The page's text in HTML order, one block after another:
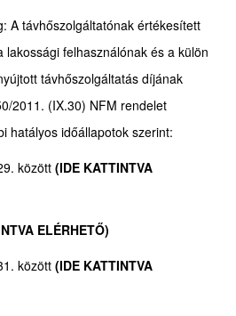
A távhőszolgáltatónak értékesített
lakossági felhasználónak és a külön
távhőszolgáltatás díjának
2011. (IX.30) NFM rendelet
hatályos időállapotok szerint:
között (IDE KATTINTVA
ELÉRHETŐ)
között (IDE KATTINTVA